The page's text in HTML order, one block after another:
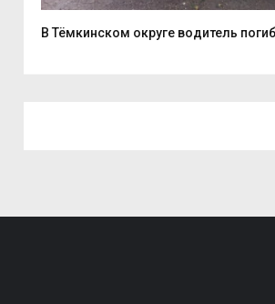
В Тёмкинском округе водитель